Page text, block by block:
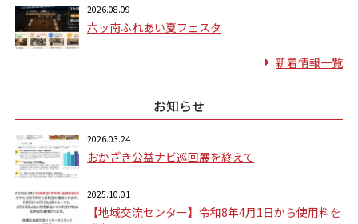
2026.08.09
六ッ南ふれあい夏フェスタ
新着情報一覧
お知らせ
2026.03.24
おかざき公益ナビ巡回展を終えて
2025.10.01
【地域交流センター】令和8年4月1日から使用料を